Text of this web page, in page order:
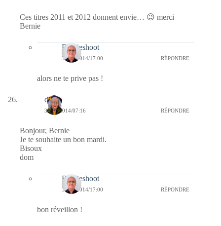
Ces titres 2011 et 2012 donnent envie… 😉 merci
Bernie
Bernieshoot
31/12/2014/17:00 RÉPONDRE
alors ne te prive pas !
dom
30/12/2014/07:16 RÉPONDRE
Bonjour, Bernie
Je te souhaite un bon mardi.
Bisoux
dom
Bernieshoot
31/12/2014/17:00 RÉPONDRE
bon réveillon !